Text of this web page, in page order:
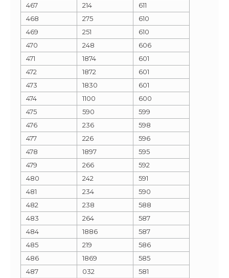
467
214
611
468
275
610
469
251
610
470
248
606
471
1874
601
472
1872
601
473
1830
601
474
1100
600
475
590
599
476
236
598
477
226
596
478
1897
595
479
266
592
480
242
591
481
234
590
482
238
588
483
264
587
484
1886
587
485
219
586
486
1869
585
487
032
581